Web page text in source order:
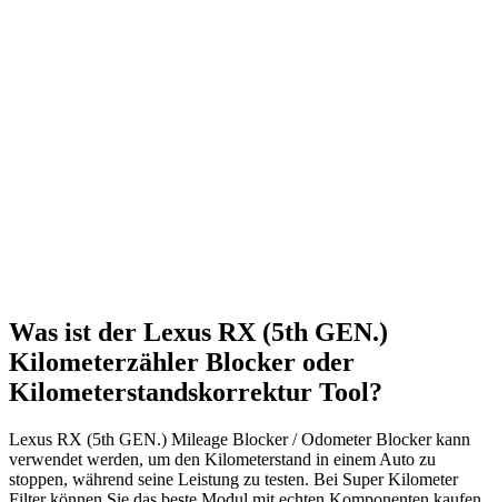
Was ist der Lexus RX (5th GEN.)
Kilometerzähler Blocker oder
Kilometerstandskorrektur Tool?
Lexus RX (5th GEN.) Mileage Blocker / Odometer Blocker kann
verwendet werden, um den Kilometerstand in einem Auto zu
stoppen, während seine Leistung zu testen. Bei Super Kilometer